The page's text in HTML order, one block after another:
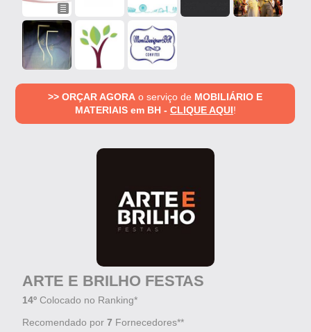
>> ORÇAR AGORA o serviço de MOBILIÁRIO E
MATERIAIS em BH - CLIQUE AQUI!
ARTE E BRILHO FESTAS
14º Colocado no Ranking*
Recomendado por7 Fornecedores**